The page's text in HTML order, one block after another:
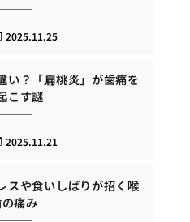
2025.11.25
い？「扁桃炎」が歯痛を
こす謎
2025.11.21
スや食いしばりが招く喉
痛み